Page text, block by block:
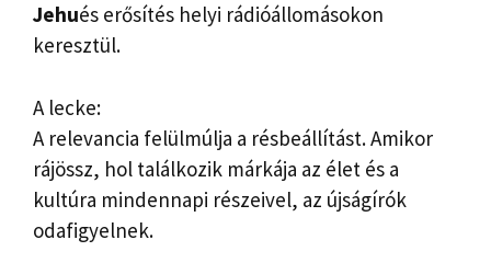
Jehués erősítés helyi rádióállomásokon
keresztül.
A lecke:
A relevancia felülmúlja a résbeállítást. Amikor
rájössz, hol találkozik márkája az élet és a
kultúra mindennapi részeivel, az újságírók
odafigyelnek.